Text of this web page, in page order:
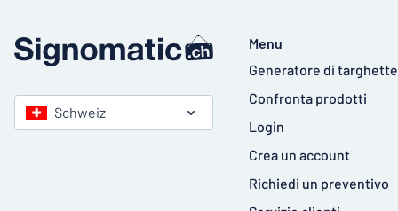
Schweiz
Menu
Generatore di targhette
Confronta prodotti
Login
Crea un account
Richiedi un preventivo